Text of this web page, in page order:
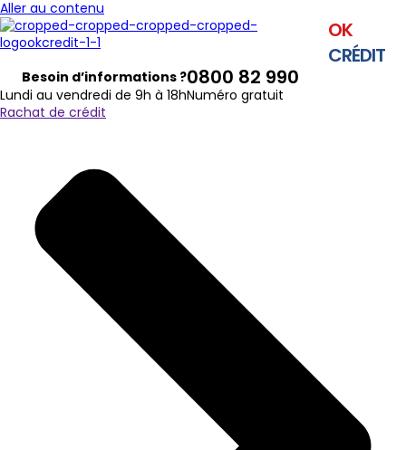
Aller au contenu
OK
CRÉDIT
Besoin d’informations ?
Lundi au vendredi de 9h à 18h
0800 82 990
Numéro gratuit
Rachat de crédit